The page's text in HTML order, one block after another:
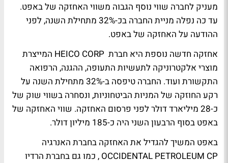
מעניק לחברה שווי נוסף הגבוה משווי האחזקה של באפט.
עד כה נפלה מניית החברה בכ-32% מתחילת השנה, לפני
ההודעה על האחזקה של באפט.
אחזקה חדשה נוספת היא חברת HEICO CORP המייצרת
מוצרי אלקטרוניקה לתעשיות התעופה, ההגנה, הרפואה
התקשורת ועוד. החברה טיפסה ב-32% מתחילת השנה על
רקע החוזקה של המניות הביטחוניות, ונסחרה בשווי שוק של
כ-28 מיליארד דולר לפני פרסום האחזקה. שווי האחזקה של
באפט בסוף הרבעון השני היה כ-185 מיליון דולר.
באפט המשיך להגדיל את האחזקה בחברת האנרגיה
OCCIDENTAL PETROLEUM CP , כמו גם בחברת הרדיו